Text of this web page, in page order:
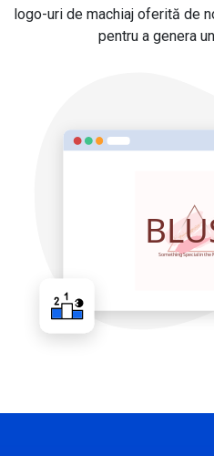
logo-uri de machiaj oferită de
pentru a genera